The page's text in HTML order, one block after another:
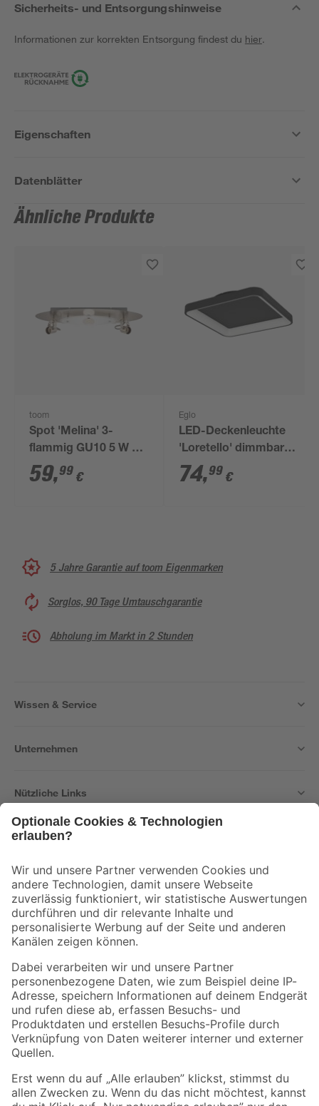
Sicherheits- und Entsorgungshinweise
Informationen zur korrekten Entsorgung findest du hier.
Eigenschaften
Datenblätter
Ähnliche Produkte
toom
Spot 'Melina' 3-
flammig GU10 5 W Ø
52 x 13,5 cm
59,99 €
Eglo
LED-Deckenleuchte
'Loretello' dimmbar
1440 lm warmweiß
bis tageslichtweiß 35
74,99 €
5 Jahre Garantie auf toom Eigenmarken
Sorglos, 90 Tage Umtauschgarantie
Abholung im Markt in 2 Stunden
Wissen & Service
Unternehmen
Nützliche Links
Der toom Newsletter: Keine Angebote und Aktionen mehr verpassen!
Zur Newsletter Anmeldung
Folge uns
Zahlungsarten Versandarten
Sicher einkaufen